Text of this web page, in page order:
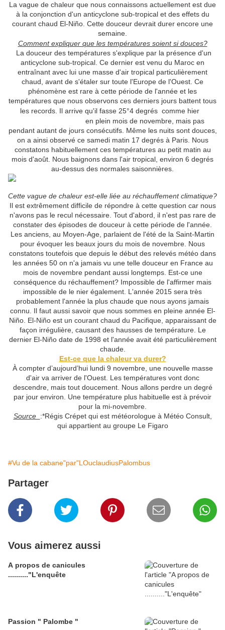
La vague de chaleur que nous connaissons actuellement est due
à la conjonction d'un anticyclone sub-tropical et des effets du
courant chaud El-Niño. Cette douceur devrait durer encore une
semaine.
Comment expliquer que les températures soient si douces?
La douceur des températures s'explique par la présence d'un
anticyclone sub-tropical. Ce dernier est venu du Maroc en
entraînant avec lui une masse d'air tropical particulièrement
chaud, avant de s'étaler sur toute l'Europe de l'Ouest. Ce
phénomène est rare à cette période de l'année et les
températures que nous observons ces derniers jours battent tous
les records. Il arrive qu'il fasse 25°4 degrés comme hier
en plein mois de novembre, mais pas
pendant autant de jours consécutifs. Même les nuits sont douces,
on a ainsi observé ce samedi matin 17 degrés à Paris. Nous
constatons habituellement ces températures au petit matin au
mois d'août. Nous baignons dans l'air tropical, environ 6 degrés
au-dessus des normales saisonnières.
Cette vague de chaleur est-elle liée au réchauffement climatique?
Il est extrêmement difficile de répondre à cette question car nous
n'avons pas le recul nécessaire. Tout d'abord, il n'est pas rare de
constater des épisodes de douceur à cette période de l'année.
Les anciens, au Moyen-Age, parlaient de l'été de la Saint-Martin
pour évoquer les beaux jours du mois de novembre. Nous
constatons toutefois que depuis le début des relevés météo dans
les années 50 on n'a jamais vu une telle douceur en France au
mois de novembre pendant aussi longtemps. Est-ce une
conséquence du réchauffement? Impossible de l'affirmer mais
impossible de le nier également. L'année 2015 sera très
probablement l'année la plus chaude que nous ayons jamais
connu. Il faut aussi savoir que nous sommes en pleine année El-
Niño. El-Niño est un courant chaud du Pacifique, apparaissant de
façon irrégulière, causant des hausses de température. Le
dernier El-Niño date de 1998 et l'année avait été particulièrement
chaude.
Est-ce que la chaleur va durer?
À compter d’aujourd’hui lundi 9 novembre, une nouvelle masse
d'air va arriver de l'Ouest. Les températures vont donc
descendre, mais tout doucement. Nous allons perdre un degré
par jour environ. Une température plus habituelle est à prévoir
pour la mi-novembre.
Source :*Régis Crépet qui est météorologue à Météo Consult,
qui appartient au groupe Le Figaro
#Vu de la cabane"par"LOuclaudiusPalombus
Partager
Vous aimerez aussi
A propos de canicules
.........."L'enquête
Passion " Palombe "